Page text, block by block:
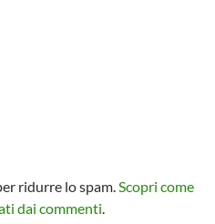
ridurre lo spam.Scopri come
dai commenti.